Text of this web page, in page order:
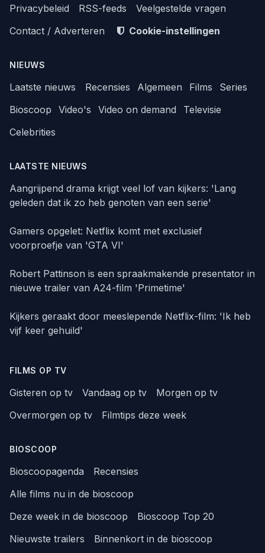
Privacybeleid
RSS-feeds
Veelgestelde vragen
Contact / Adverteren
Cookie-instellingen
NIEUWS
Laatste nieuws Recensies Algemeen Films
Series
Bioscoop
Video's Video on demand
Televisie
Celebrities
LAATSTE NIEUWS
Aangrijpend drama krijgt veel lof van kijkers: 'Lang
geleden dat ik zo heb genoten van een serie'
Gamers opgelet: Netflix komt met exclusief
voorproefje van 'GTA VI'
Robert Pattinson is een spraakmakende presentator in
nieuwe trailer van A24-film 'Primetime'
Kijkers geraakt door meeslepende Netflix-film: 'Ik heb
vijf keer gehuild'
FILMS OP TV
Gisteren op tv Vandaag op tv
Morgen op tv
Overmorgen op tv
Filmtips deze week
BIOSCOOP
Bioscoopagenda
Recensies
Alle films nu in de bioscoop
Deze week in de bioscoop
Bioscoop Top 20
Nieuwste trailers
Binnenkort in de bioscoop